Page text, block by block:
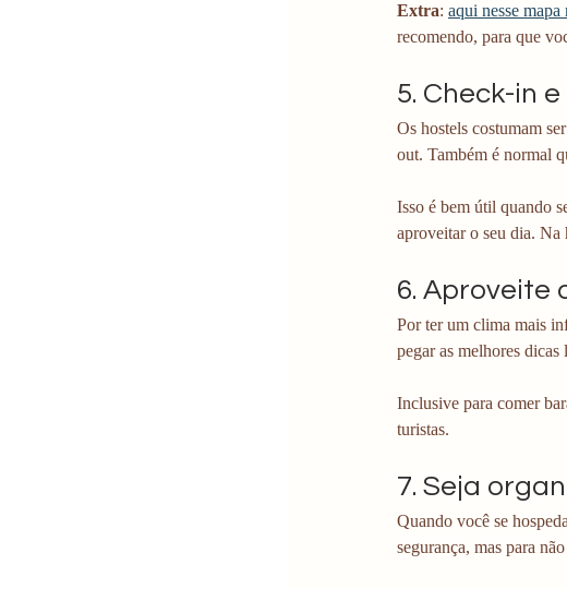
Extra: aqui nesse
recomendo, para que
5. Check-in
Os hostels costumam
out. Também é normal
Isso é bem útil quando
aproveitar o seu dia. Na
6. Aproveite
Por ter um clima mais
pegar as melhores dicas
Inclusive para comer
turistas.
7. Seja
Quando você se
segurança, mas para